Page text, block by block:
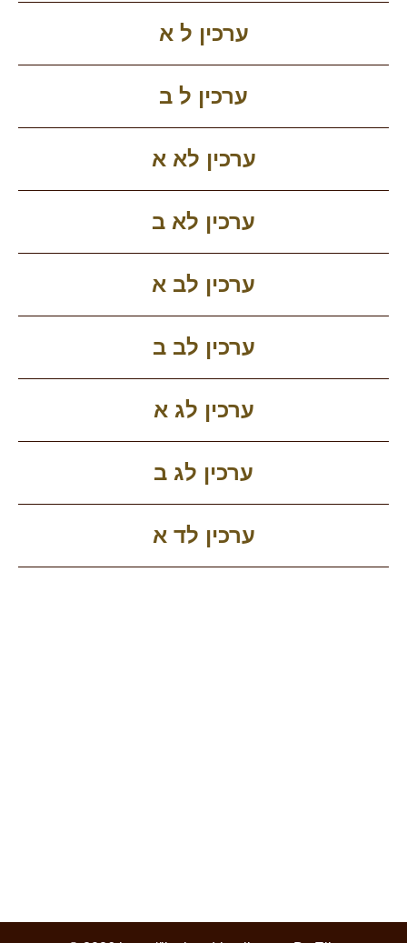
ערכין ל א
ערכין ל ב
ערכין לא א
ערכין לא ב
ערכין לב א
ערכין לב ב
ערכין לג א
ערכין לג ב
ערכין לד א